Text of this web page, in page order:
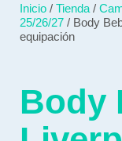
Inicio / Tienda /
25/26/27 / Body
equipación
Body